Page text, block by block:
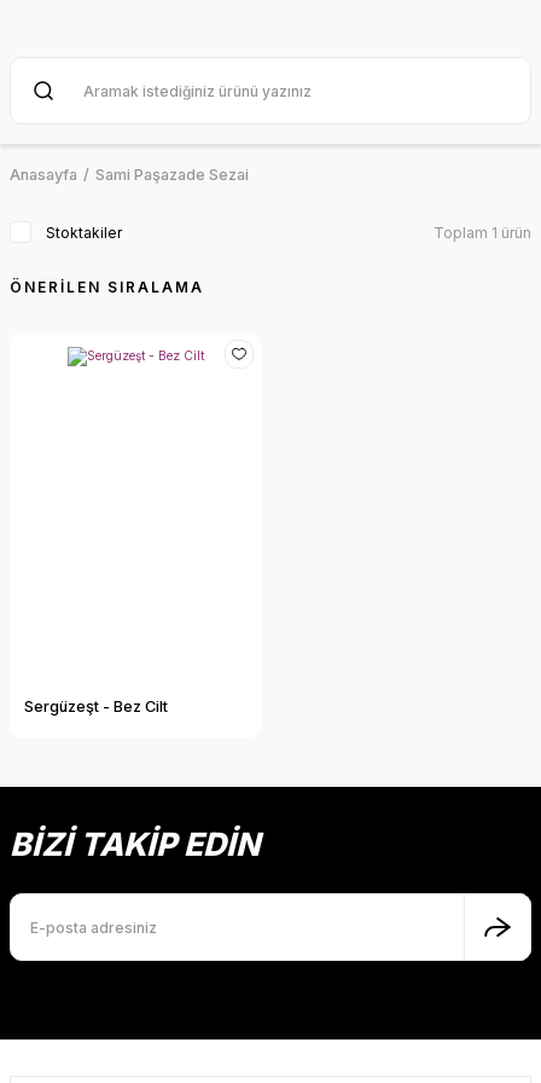
Anasayfa Sami Paşazade Sezai
Stoktakiler Toplam 1 ürün
Sergüzeşt - Bez Cilt
BİZİ TAKİP EDİN